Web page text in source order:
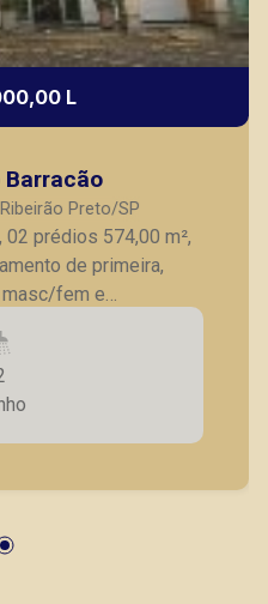
L
Comercial - Galpão Barracão
Preto/SP
02 prédios 574,00 m²,
de primeira,
fem e
pátio de manobra
recuo de
em projeto para
logística, frente a
com elevador,
trifásica, cerca